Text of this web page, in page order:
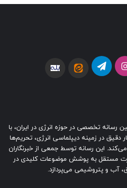
اینستاگرام
تلگرام ایتا
رسانه تخصصی در حوزه انرژی در ایران، با
دقیق در زمینه دیپلماسی انرژی، تحریم‌ها
این رسانه توسط جمعی از خبرنگاران
به پوشش موضوعات کلیدی در
آب و پتروشیمی می‌پردازد.